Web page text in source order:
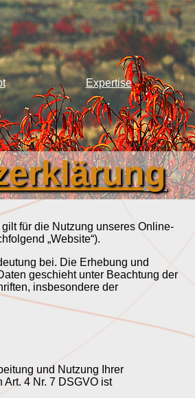
Expertise
für die Nutzung unseres Online-
„Website“).
bei. Die Erhebung und
geschieht unter Beachtung der
insbesondere der
und Nutzung Ihrer
4 Nr. 7 DSGVO ist